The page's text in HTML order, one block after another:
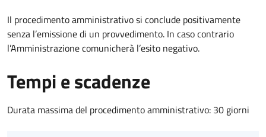
Il procedimento amministrativo si conclude positivamente
senza l’emissione di un provvedimento. In caso contrario
l’Amministrazione comunicherà l’esito negativo.
Tempi e scadenze
Durata massima del procedimento amministrativo: 30 giorni